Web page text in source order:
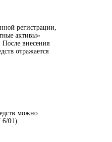
регистрации,
активы»
внесения
отражается
можно
6/01):